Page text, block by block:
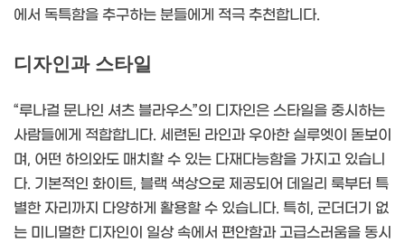
에서 독특함을 추구하는 분들에게 적극 추천합니다.
디자인과 스타일
“루나걸 문나인 셔츠 블라우스”의 디자인은 스타일을 중시하는
사람들에게 적합합니다. 세련된 라인과 우아한 실루엣이 돋보이
며, 어떤 하의와도 매치할 수 있는 다재다능함을 가지고 있습니
다. 기본적인 화이트, 블랙 색상으로 제공되어 데일리 룩부터 특
별한 자리까지 다양하게 활용할 수 있습니다. 특히, 군더더기 없
는 미니멀한 디자인이 일상 속에서 편안함과 고급스러움을 동시